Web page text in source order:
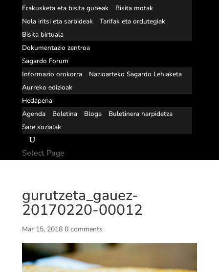
Erakusketa eta bisita guneak
Bisita motak
Nola iritsi eta sarbideak
Tarifak eta ordutegiak
Bisita birtuala
Dokumentazio zentroa
Sagardo Forum
Informazio orokorra
Nazioarteko Sagardo Lehiaketa
Aurreko edizioak
Hedapena
Agenda
Boletina Bloga
Buletinera harpidetza
Sare sozialak
Select Page
gurutzeta_gauez-
20170220-00012
Mar 15, 2018 0 comments